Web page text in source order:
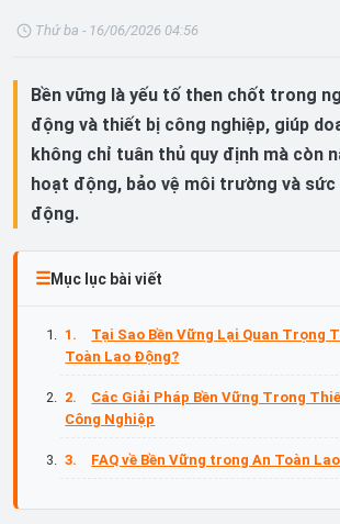
Thứ ba - 16/06/2026 04:56
Bền vững là yếu tố then chốt trong
động và thiết bị công nghiệp, giúp
không chỉ tuân thủ quy định mà còn
hoạt động, bảo vệ môi trường và
động.
Mục lục bài viết
Tại Sao Bền Vững Lại Quan Trọng
Toàn Lao Động?
Các Giải Pháp Bền Vững Trong
Công Nghiệp
FAQ về Bền Vững trong An Toàn